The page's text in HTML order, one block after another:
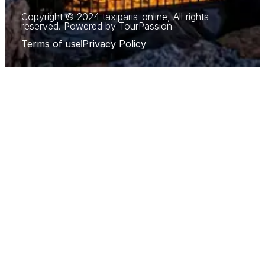
Copyright © 2024 taxiparis-online, All rights
reserved. Powered by TourPassion
Terms of usePrivacy Policy